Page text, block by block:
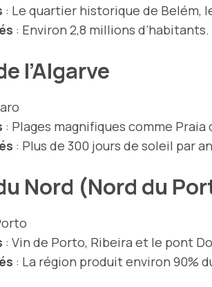
: Le quartier historique de Belém,
: Environ 2,8 millions d’habitants.
l’Algarve
: Plages magnifiques comme
: Plus de 300 jours de soleil par
Nord (Nord du
: Vin de Porto, Ribeira et le pont
: La région produit environ 90%